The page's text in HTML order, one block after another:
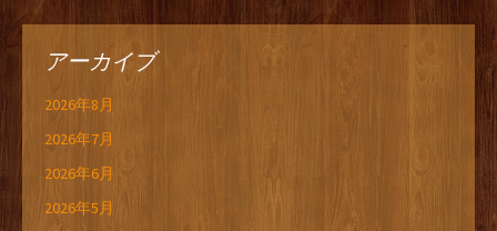
アーカイブ
2026年8月
2026年7月
2026年6月
2026年5月